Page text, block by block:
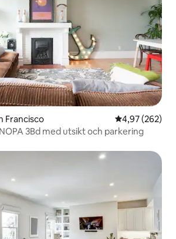
Francisco 4,97 av 5 i
4,97 (262)
3Bd med utsikt och parkering